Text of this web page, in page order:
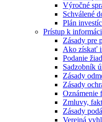
Výročné
Schválené
Plán
Prístup k
Zásady pre
Ako získať
Podanie
Sadzobník
Zásady
Zásady
Oznámenie
Zmluvy,
Zásady
Verejná